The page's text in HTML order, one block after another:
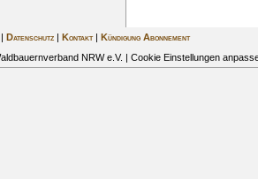
Datenschutz| Kontakt|
Kündigung Abonnement
NRW e.V. | Cookie Einstellungen